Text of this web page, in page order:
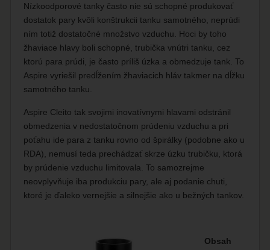
Nízkoodporové tanky často nie sú schopné produkovať
dostatok pary kvôli konštrukcii tanku samotného, neprúdi
ním totiž dostatočné množstvo vzduchu. Hoci by toho
žhaviace hlavy boli schopné, trubička vnútri tanku, cez
ktorú para prúdi, je často príliš úzka a obmedzuje tank. To
Aspire vyriešil predĺžením žhaviacich hláv takmer na dĺžku
samotného tanku.
Aspire Cleito tak svojimi inovatívnymi hlavami odstránil
obmedzenia v nedostatočnom prúdeniu vzduchu a pri
poťahu ide para z tanku rovno od špirálky (podobne ako u
RDA), nemusí teda prechádzať skrze úzku trubičku, ktorá
by prúdenie vzduchu limitovala. To samozrejme
neovplyvňuje iba produkciu pary, ale aj podanie chuti,
ktoré je ďaleko vernejšie a silnejšie ako u bežných tankov.
Obsah